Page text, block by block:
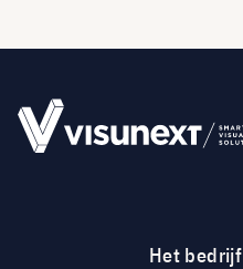
Het bedrijf